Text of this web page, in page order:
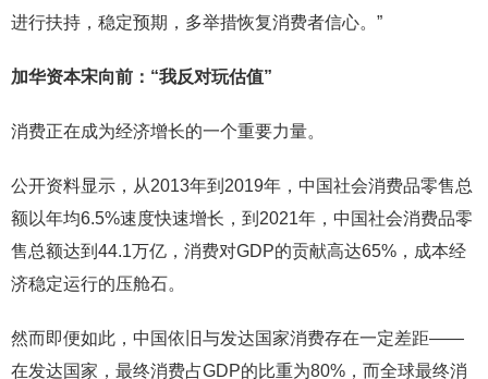
进行扶持，稳定预期，多举措恢复消费者信心。”
加华资本宋向前： “我反对玩估值”
消费正在成为经济增长的一个重要力量。
公开资料显示，从2013年到2019年，中国社会消费品零售总
额以年均6.5%速度快速增长，到2021年，中国社会消费品零
售总额达到44.1万亿，消费对GDP的贡献高达65%，成本经
济稳定运行的压舱石。
然而即便如此，中国依旧与发达国家消费存在一定差距——
在发达国家，最终消费占GDP的比重为80%，而全球最终消